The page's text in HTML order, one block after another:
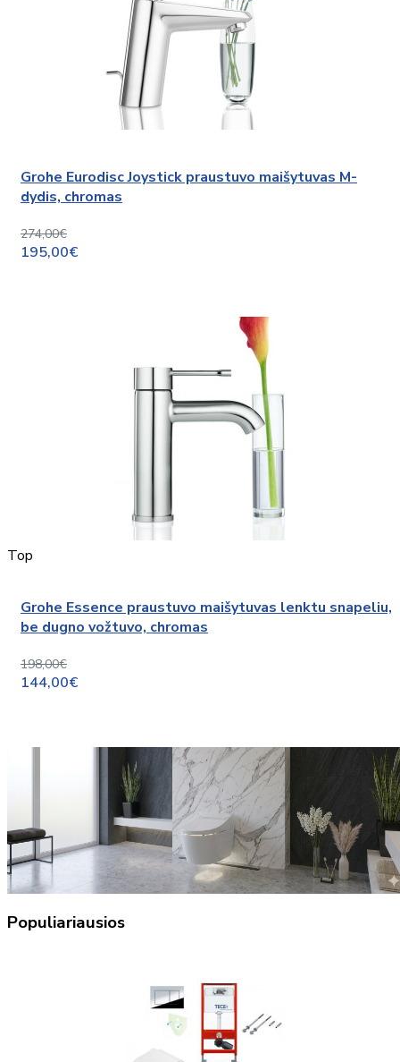
Grohe Eurodisc Joystick praustuvo maišytuvas M-
dydis, chromas
274,00€
195,00€
Top
Grohe Essence praustuvo maišytuvas lenktu snapeliu,
be dugno vožtuvo, chromas
198,00€
144,00€
Populiariausios